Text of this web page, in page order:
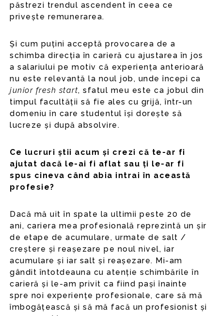
păstrezi trendul ascendent în ceea ce
privește remunerarea.
Și cum puțini acceptă provocarea de a
schimba direcția în carieră cu ajustarea în jos
a salariului pe motiv că experiența anterioară
nu este relevantă la noul job, unde începi ca
junior fresh start, sfatul meu este ca jobul din
timpul facultății să fie ales cu grijă, într-un
domeniu în care studentul își dorește să
lucreze și după absolvire.
Ce lucruri știi acum și crezi că te-ar fi
ajutat dacă le-ai fi aflat sau ți le-ar fi
spus cineva când abia intrai în această
profesie?
Dacă mă uit în spate la ultimii peste 20 de
ani, cariera mea profesională reprezintă un șir
de etape de acumulare, urmate de salt /
creștere și reașezare pe noul nivel, iar
acumulare și iar salt și reașezare. Mi-am
gândit întotdeauna cu atenție schimbările în
carieră și le-am privit ca fiind pași înainte
spre noi experiențe profesionale, care să mă
îmbogățească și să mă facă un profesionist și